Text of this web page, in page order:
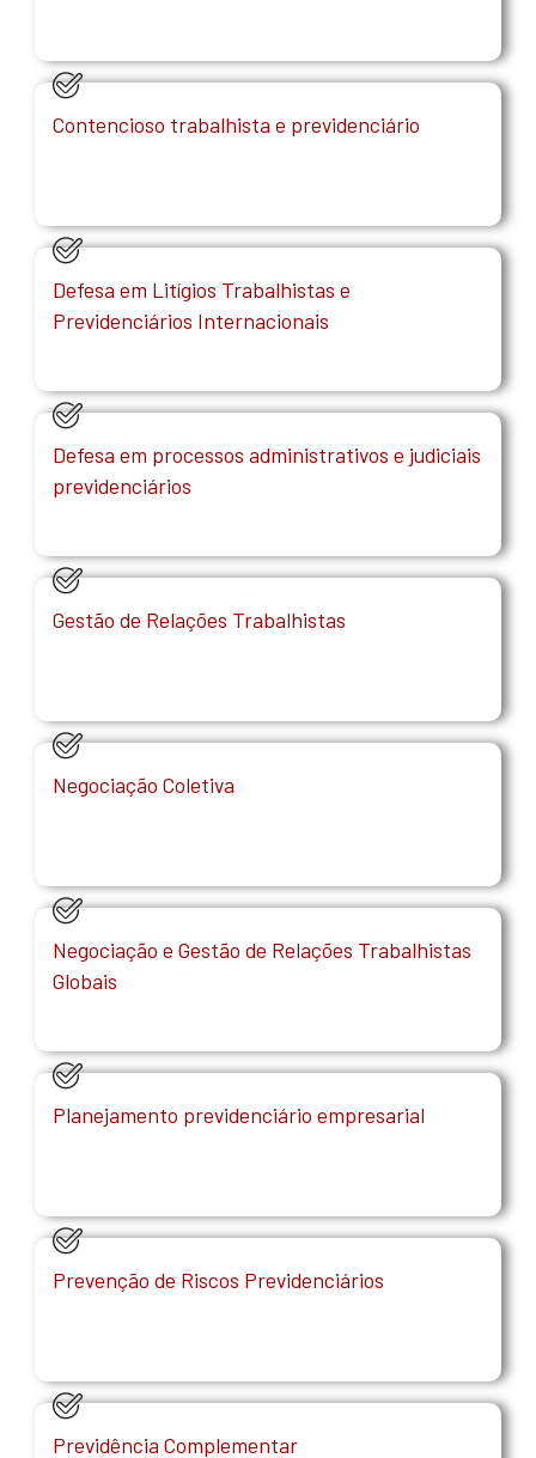
Contencioso trabalhista e previdenciário
Defesa em Litígios Trabalhistas e
Previdenciários Internacionais
Defesa em processos administrativos e judiciais
previdenciários
Gestão de Relações Trabalhistas
Negociação Coletiva
Negociação e Gestão de Relações Trabalhistas
Globais
Planejamento previdenciário empresarial
Prevenção de Riscos Previdenciários
Previdência Complementar